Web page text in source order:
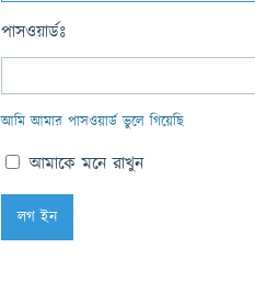
পাসওয়ার্ডঃ
আমি আমার পাসওয়ার্ড ভুলে গিয়েছি
আমাকে মনে রাখুন